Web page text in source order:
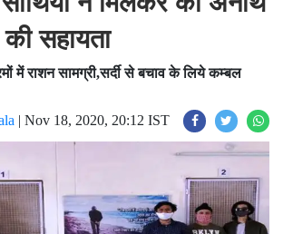
की सहायता
में राशन सामग्री,सर्दी से बचाव के लिये कम्बल
| Nov 18, 2020, 20:12 IST